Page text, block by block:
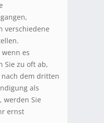
verschiedene
es
Sie zu oft ab,
nach dem dritten
als
werden Sie
ernst